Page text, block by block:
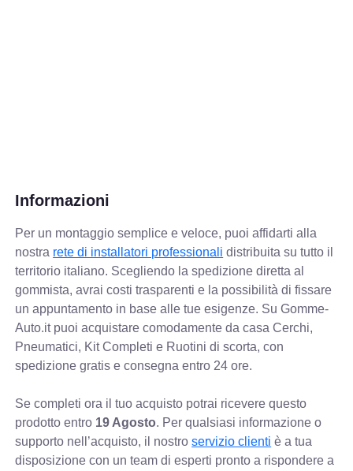
Informazioni
Per un montaggio semplice e veloce, puoi affidarti alla
nostra rete di installatori professionali distribuita su tutto il
territorio italiano. Scegliendo la spedizione diretta al
gommista, avrai costi trasparenti e la possibilità di fissare
un appuntamento in base alle tue esigenze. Su Gomme-
Auto.it puoi acquistare comodamente da casa Cerchi,
Pneumatici, Kit Completi e Ruotini di scorta, con
spedizione gratis e consegna entro 24 ore.
Se completi ora il tuo acquisto potrai ricevere questo
prodotto entro 19 Agosto. Per qualsiasi informazione o
supporto nell’acquisto, il nostroservizio clienti è a tua
disposizione con un team di esperti pronto a rispondere a